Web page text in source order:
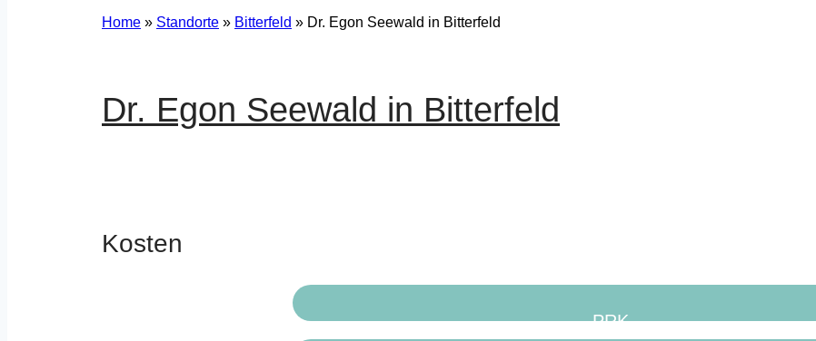
Home » Standorte » Bitterfeld » Dr. Egon Seewald in Bitterfeld
Dr. Egon Seewald in Bitterfeld
Kosten
PRK